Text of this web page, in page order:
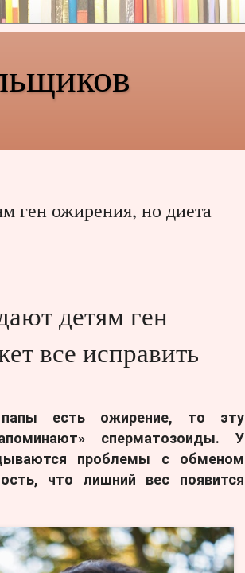
ген ожирения, но диета
детям ген
все исправить
есть ожирение, то эту
сперматозоиды. У
проблемы с обменом
что лишний вес появится